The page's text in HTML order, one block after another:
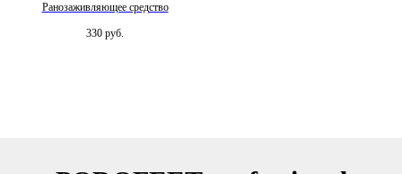
Ранозаживляющее средство
330 руб.